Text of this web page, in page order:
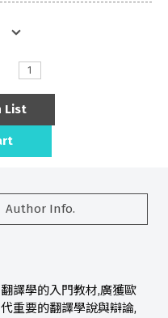
List
Author Info.
譯學的入門教材,廣獲歐
重要的翻譯學說與辯論,